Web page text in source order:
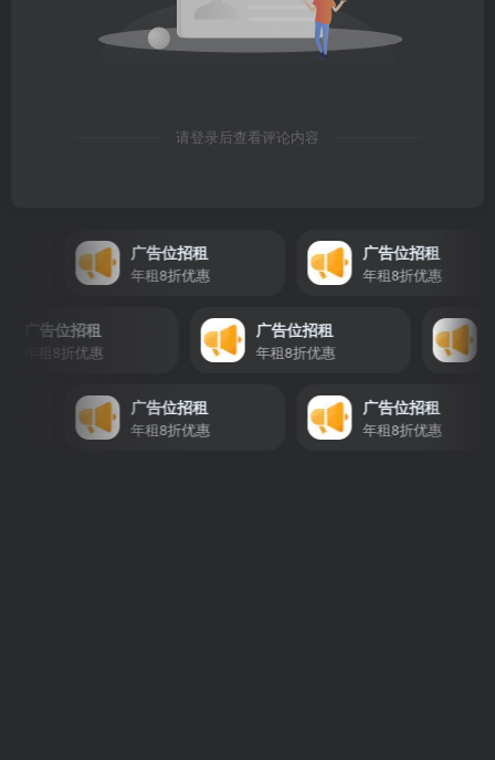
请登录后查看评论内容
广告位招租
年租8折优惠
广告位招租
年租8折优惠
广告位招租
年租8折优惠
广告位招租
年租8折优惠
广告位招租
年租8折优惠
广告位招租
年租8折优惠